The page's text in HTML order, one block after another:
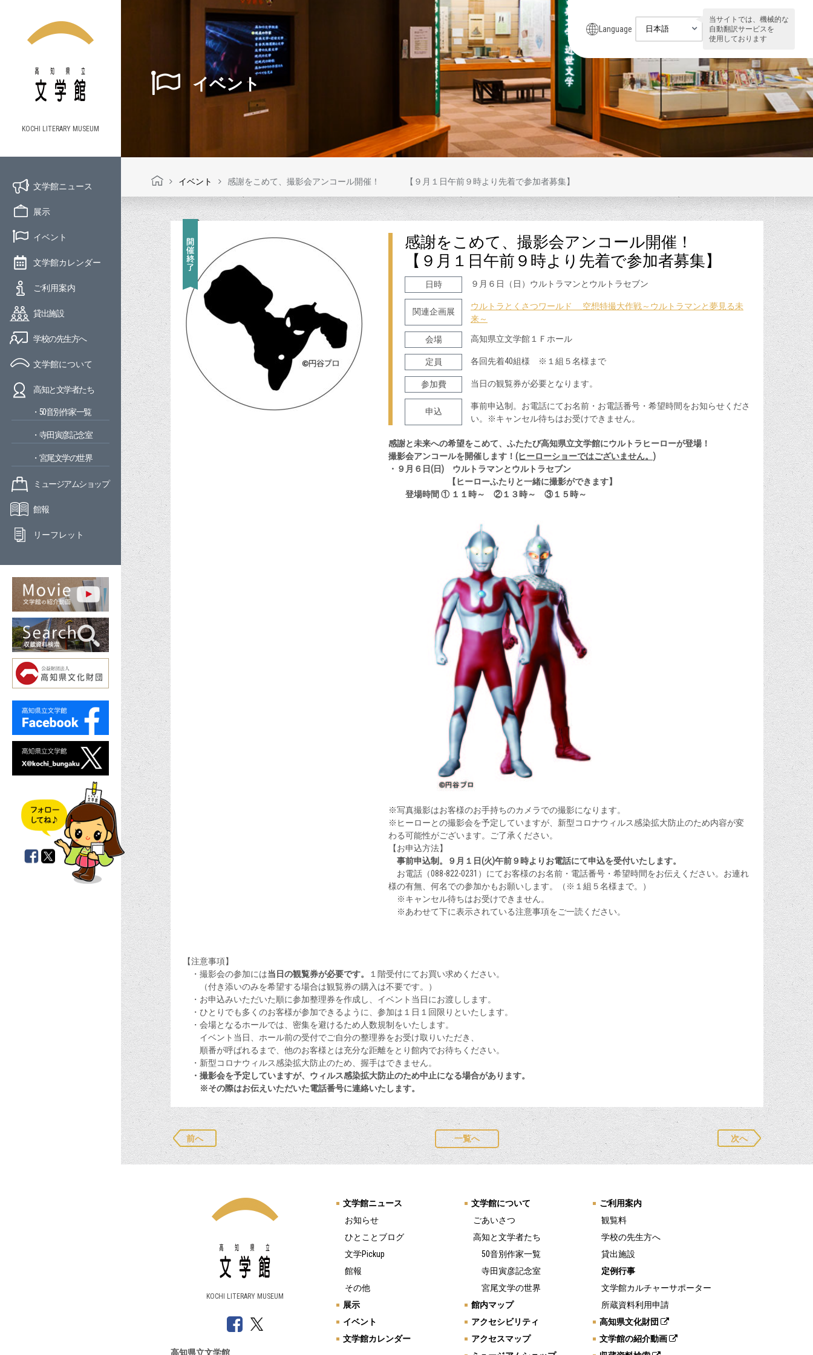
KOCHI LITERARY MUSEUM
文学館ニュース
展示
イベント
文学館カレンダー
ご利用案内
貸出施設
学校の先生方へ
文学館について
高知と文学者たち
・50音別作家一覧
・寺田寅彦記念室
・宮尾文学の世界
ミュージアムショップ
館報
リーフレット
Language
当サイトでは、機械的な
自動翻訳サービスを
使用しております
イベント
イベント 感謝をこめて、撮影会アンコール開催！ 【９月１日午前９時より先着で参加者募集】
感謝をこめて、撮影会アンコール開催！
【９月１日午前９時より先着で参加者募集】
日時 ９月６日（日）ウルトラマンとウルトラセブン
関連企画展
ウルトラとくさつワールド 空想特撮大作戦～ウルトラマンと夢見る未
来～
会場 高知県立文学館１Ｆホール
定員 各回先着40組様 ※１組５名様まで
参加費 当日の観覧券が必要となります。
申込
事前申込制。お電話にてお名前・お電話番号・希望時間をお知らせくださ
い。※キャンセル待ちはお受けできません。
感謝と未来への希望をこめて、ふたたび高知県立文学館にウルトラヒーローが登場！
撮影会アンコールを開催します！ (ヒーローショーではございません。)
・９月６日(日) ウルトラマンとウルトラセブン
【ヒーローふたりと一緒に撮影ができます】
登場時間 ① １１時～ ②１３時～ ③１５時～
※写真撮影はお客様のお手持ちのカメラでの撮影になります。
※ヒーローとの撮影会を予定していますが、新型コロナウィルス感染拡大防止のため内容が変
わる可能性がございます。ご了承ください。
【お申込方法】
事前申込制。９月１日(火)午前９時よりお電話にて申込を受付いたします。
お電話（088-822-0231）にてお客様のお名前・電話番号・希望時間をお伝えください。お連れ
様の有無、何名での参加かもお願いします。（※１組５名様まで。）
※キャンセル待ちはお受けできません。
※あわせて下に表示されている注意事項をご一読ください。
【注意事項】
・撮影会の参加には当日の観覧券が必要です。
１階受付にてお買い求めください。
（付き添いのみを希望する場合は観覧券の購入は不要です。）
・お申込みいただいた順に参加整理券を作成し、イベント当日にお渡しします。
・ひとりでも多くのお客様が参加できるように、参加は１日１回限りといたします。
・会場となるホールでは、密集を避けるため人数規制をいたします。
イベント当日、ホール前の受付でご自分の整理券をお受け取りいただき、
順番が呼ばれるまで、他のお客様とは充分な距離をとり館内でお待ちください。
・新型コロナウィルス感染拡大防止のため、握手はできません。
・撮影会を予定していますが、ウィルス感染拡大防止のため中止になる場合があります。
※その際はお伝えいただいた電話番号に連絡いたします。
前へ 一覧へ 次へ
KOCHI LITERARY MUSEUM
高知県立文学館
文学館ニュース
お知らせ
ひとことブログ
文学Pickup
館報
その他
展示
イベント
文学館カレンダー
文学館について
ごあいさつ
高知と文学者たち
50音別作家一覧
寺田寅彦記念室
宮尾文学の世界
館内マップ
アクセシビリティ
アクセスマップ
ご利用案内
観覧料
学校の先生方へ
貸出施設
定例行事
文学館カルチャーサポーター
所蔵資料利用申請
高知県文化財団
文学館の紹介動画